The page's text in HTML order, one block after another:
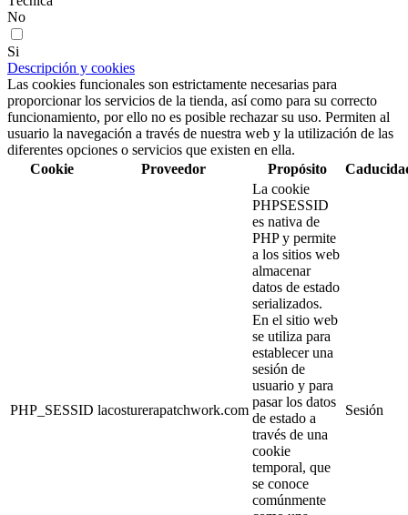
No
Si
Descripción y cookies
Las cookies funcionales son estrictamente necesarias para
proporcionar los servicios de la tienda, así como para su correcto
funcionamiento, por ello no es posible rechazar su uso. Permiten al
usuario la navegación a través de nuestra web y la utilización de las
diferentes opciones o servicios que existen en ella.
Cookie
Proveedor Propósito
PHP_SESSID lacosturerapatchwork.com
La cookie
PHPSESSID
es nativa de
PHP y permite
a los sitios web
almacenar
datos de estado
serializados.
En el sitio web
se utiliza para
establecer una
sesión de
usuario y para
pasar los datos
de estado a
través de una
cookie
temporal, que
se conoce
comúnmente
Sesión